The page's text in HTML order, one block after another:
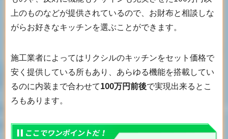
上のものなどが提供されているので、お財布と相談しな
がらお好きなキッチンを選ぶことができます。
施工業者によってはリクシルのキッチンをセット価格で
安く提供している所もあり、あらゆる機能を搭載してい
るのに内装まで合わせて100万円前後で実現出来るとこ
ろもあります。